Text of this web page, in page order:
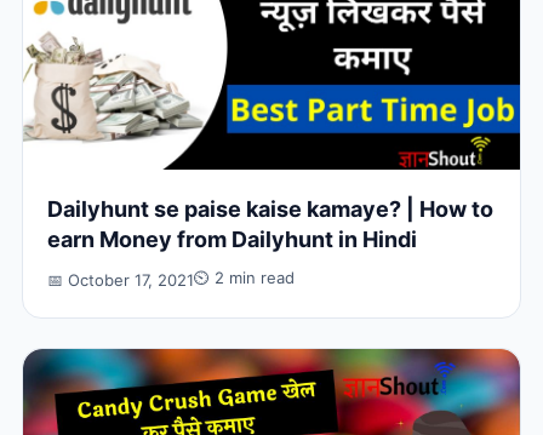
Dailyhunt se paise kaise kamaye? | How to
earn Money from Dailyhunt in Hindi
📅 October 17, 2021⏲ 2 min read